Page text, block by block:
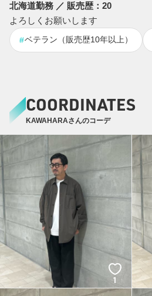
北海道勤務 ／ 販売歴：20
よろしくお願いします
#ベテラン（販売歴10年以上）
COORDINATES
KAWAHARAさんのコーデ
1